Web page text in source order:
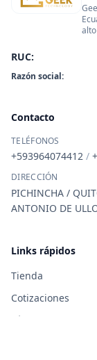
RUC:
Razón social:
Contacto
TELÉFONOS
+593964074412 /
DIRECCIÓN
PICHINCHA /
ANTONIO DE
Links rápidos
Tienda
Cotizaciones
Términos y